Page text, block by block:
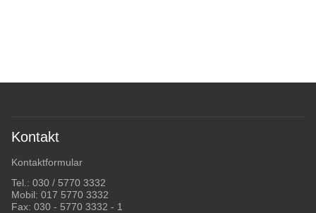
Kontakt
Kontaktformular
Tel.: 030 / 5770 3332
Mobil: 017 5770 3332
Fax: 030 - 5770 3332 - 1